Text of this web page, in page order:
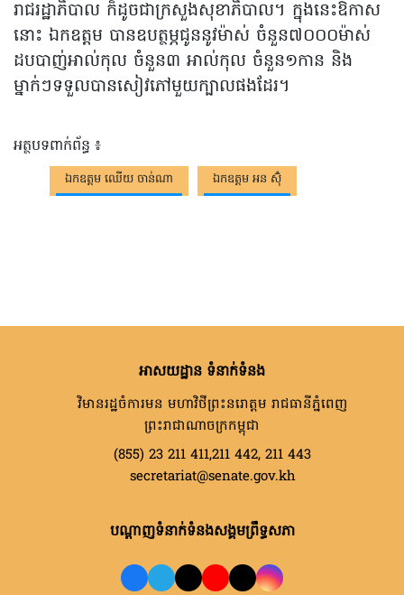
រាជរដ្ឋាភិបាល ក៏ដូចជាក្រសួងសុខាភិបាល។ ក្នុងនេះឱកាស
នោះ ឯកឧត្តម បានឧបត្ថម្ភជូននូវម៉ាស់ ចំនួន៧០០០ម៉ាស់
ដបបាញ់អាល់កុល ចំនួន៣ អាល់កុល ចំនួន១កាន និង
ម្នាក់ៗទទួលបានសៀវភៅមួយក្បាលផងដែរ។
អត្ថបទពាក់ព័ន្ធ ៖
ឯកឧត្តម ឈើយ ចាន់ណា ឯកឧត្តម អន ស៊ុំ
អាសយដ្ឋាន ទំនាក់ទំនង
វិមានរដ្ឋចំការមន មហាវិថីព្រះនរោត្តម រាជធានីភ្នំពេញ
ព្រះរាជាណាចក្រកម្ពុជា
(855) 23 211 411,211 442, 211 443
secretariat@senate.gov.kh
បណ្តាញទំនាក់ទំនងសង្គមព្រឹទ្ធសភា